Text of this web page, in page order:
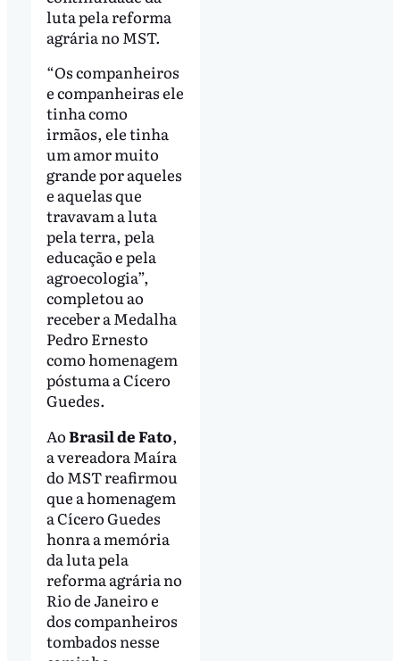
luta pela reforma
agrária no MST.
“Os companheiros
e companheiras ele
tinha como
irmãos, ele tinha
um amor muito
grande por aqueles
e aquelas que
travavam a luta
pela terra, pela
educação e pela
agroecologia”,
completou ao
receber a Medalha
Pedro Ernesto
como homenagem
póstuma a Cícero
Guedes.
AoBrasil de Fato,
a vereadora Maíra
do MST reafirmou
que a homenagem
a Cícero Guedes
honra a memória
da luta pela
reforma agrária no
Rio de Janeiro e
dos companheiros
tombados nesse